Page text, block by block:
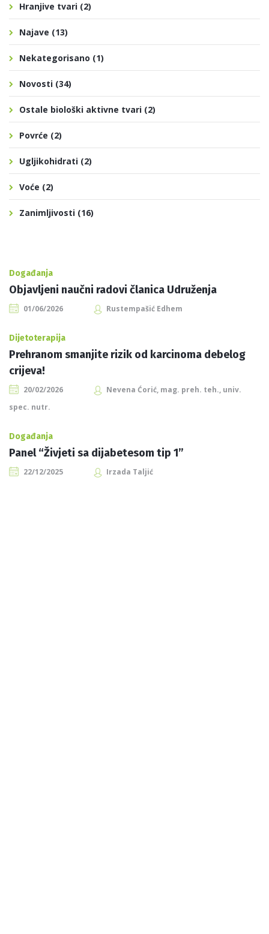
Hranjive tvari (2)
Najave (13)
Nekategorisano (1)
Novosti (34)
Ostale biološki aktivne tvari (2)
Povrće (2)
Ugljikohidrati (2)
Voće (2)
Zanimljivosti (16)
Događanja
Objavljeni naučni radovi članica Udruženja
01/06/2026 Rustempašić Edhem
Dijetoterapija
Prehranom smanjite rizik od karcinoma debelog
crijeva!
20/02/2026
Nevena Ćorić, mag. preh. teh., univ.
spec. nutr.
Događanja
Panel “Živjeti sa dijabetesom tip 1”
22/12/2025 Irzada Taljić